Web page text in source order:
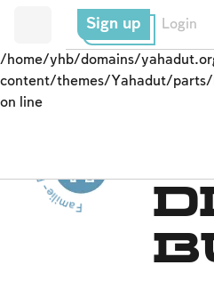
Sign up Login
/home/yhb/domains/
content/themes/Yahadut/
on line
Familie- Familie- Familie--